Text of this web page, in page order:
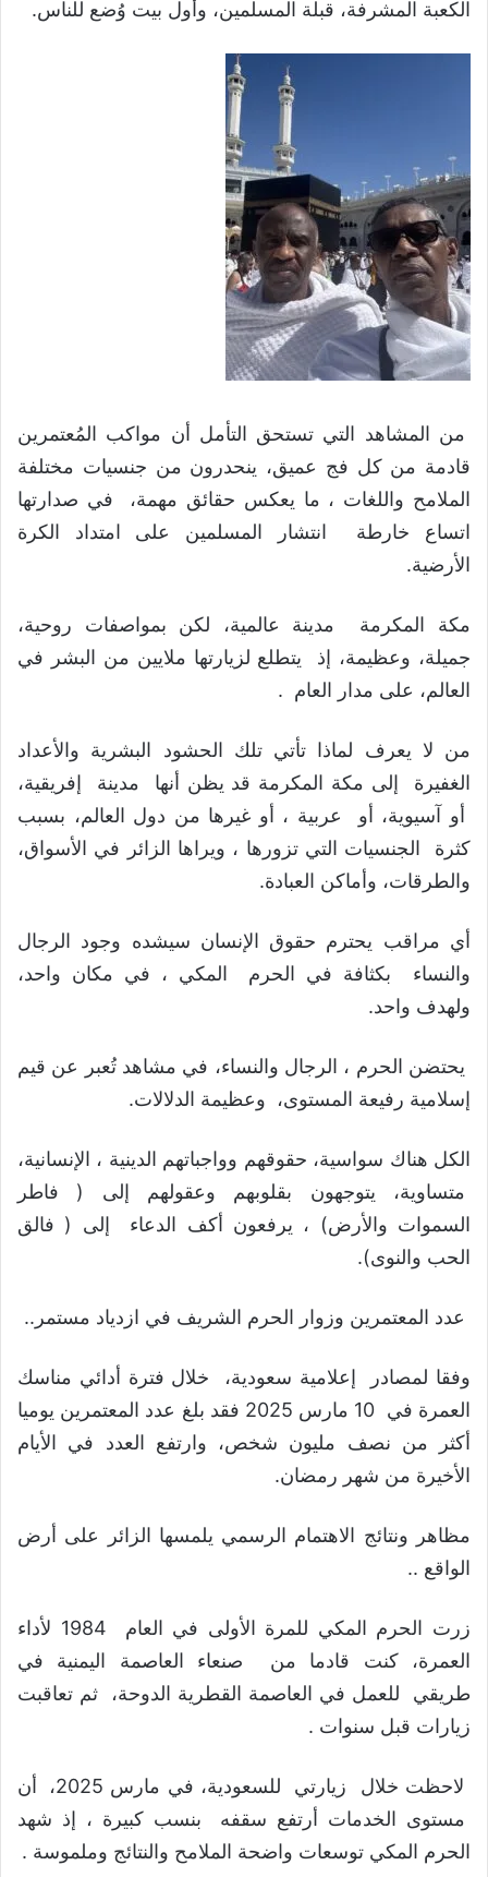
الكعبة المشرفة، قبلة المسلمين، وأول بيت وُضع للناس.
من المشاهد التي تستحق التأمل أن مواكب المُعتمرين
قادمة من كل فج عميق، ينحدرون من جنسيات مختلفة
الملامح واللغات ، ما يعكس حقائق مهمة، في صدارتها
اتساع خارطة انتشار المسلمين على امتداد الكرة
الأرضية.
مكة المكرمة مدينة عالمية، لكن بمواصفات روحية،
جميلة، وعظيمة، إذ يتطلع لزيارتها ملايين من البشر في
العالم، على مدار العام .
من لا يعرف لماذا تأتي تلك الحشود البشرية والأعداد
الغفيرة إلى مكة المكرمة قد يظن أنها مدينة إفريقية،
أو آسيوية، أو عربية ، أو غيرها من دول العالم، بسبب
كثرة الجنسيات التي تزورها ، ويراها الزائر في الأسواق،
والطرقات، وأماكن العبادة.
أي مراقب يحترم حقوق الإنسان سيشده وجود الرجال
والنساء بكثافة في الحرم المكي ، في مكان واحد،
ولهدف واحد.
يحتضن الحرم ، الرجال والنساء، في مشاهد تُعبر عن قيم
إسلامية رفيعة المستوى، وعظيمة الدلالات.
الكل هناك سواسية، حقوقهم وواجباتهم الدينية ، الإنسانية،
متساوية، يتوجهون بقلوبهم وعقولهم إلى ( فاطر
السموات والأرض) ، يرفعون أكف الدعاء إلى ( فالق
الحب والنوى).
عدد المعتمرين وزوار الحرم الشريف في ازدياد مستمر..
وفقا لمصادر إعلامية سعودية، خلال فترة أدائي مناسك
العمرة في 10 مارس 2025 فقد بلغ عدد المعتمرين يوميا
أكثر من نصف مليون شخص، وارتفع العدد في الأيام
الأخيرة من شهر رمضان.
مظاهر ونتائج الاهتمام الرسمي يلمسها الزائر على أرض
الواقع ..
زرت الحرم المكي للمرة الأولى في العام 1984 لأداء
العمرة، كنت قادما من صنعاء العاصمة اليمنية في
طريقي للعمل في العاصمة القطرية الدوحة، ثم تعاقبت
زيارات قبل سنوات .
لاحظت خلال زيارتي للسعودية، في مارس 2025، أن
مستوى الخدمات أرتفع سقفه بنسب كبيرة ، إذ شهد
الحرم المكي توسعات واضحة الملامح والنتائج وملموسة .